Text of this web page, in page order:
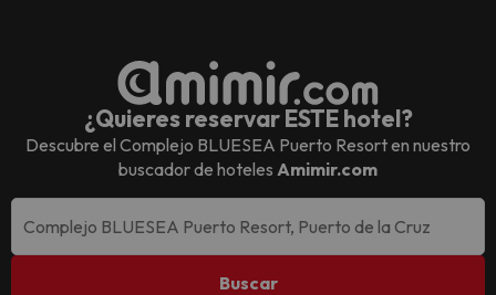
¿Quieres reservar ESTE hotel?
Descubre el Complejo BLUESEA Puerto Resorten nuestro
buscador de hoteles Amimir.com
Buscar